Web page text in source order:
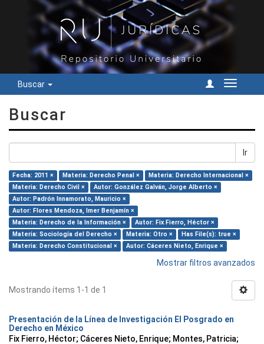
Buscar
Cambiar
Buscar
Ir
Fecha: 2011 × Materia: Derecho Penal ×
Materia: Derecho Internacional ×
Materia: Derecho Civil ×
Autor: González Galván, Jorge Alberto ×
Autor: Padrón Innamorato, Mauricio ×
Autor: Flores Mendoza, Imer Benjamín ×
Materia: Derecho de la Información ×
Autor: Fix Fierro, Héctor ×
Materia: Sociología del Derecho ×
Materia: Otro ×
Has File(s): true ×
Materia: Derecho Constitucional ×
Autor: Cáceres Nieto, Enrique ×
Mostrar filtros avanzados
Mostrando ítems 1-1 de 1
Presentación de la Línea de Investigación El Posgrado en
Derecho en México
Fix Fierro, Héctor; Cáceres Nieto, Enrique; Montes, Patricia;